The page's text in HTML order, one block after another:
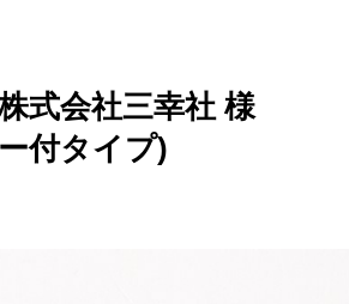
式会社三幸社 様
付タイプ)